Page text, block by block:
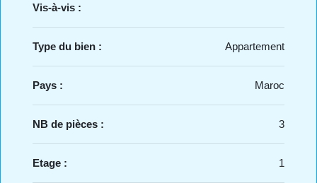
Vis-à-vis :
Type du bien : Appartement
Pays : Maroc
NB de pièces : 3
Etage : 1